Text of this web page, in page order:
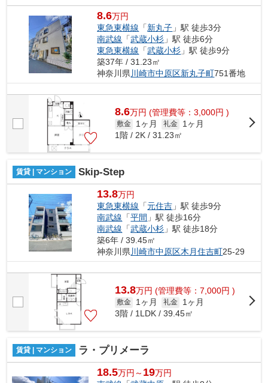
8.6万円
東急東横線 「新丸子 」駅 徒歩3分
南武線 「武蔵小杉 」駅 徒歩6分
東急東横線 「武蔵小杉 」駅 徒歩9分
築37年 / 31.23㎡
神奈川県 川崎市中原区新丸子町751番地
8.6万円 (管理費等：3,000円 )
敷金 1ヶ月 礼金
1ヶ月
1階 / 2K / 31.23㎡
賃貸 | マンション Skip-Step
13.8万円
東急東横線 「元住吉 」駅 徒歩9分
南武線 「平間 」駅 徒歩16分
南武線 「武蔵小杉 」駅 徒歩18分
築6年 / 39.45㎡
神奈川県 川崎市中原区木月住吉町25-29
13.8万円 (管理費等：7,000円 )
敷金 1ヶ月 礼金
1ヶ月
3階 / 1LDK / 39.45㎡
賃貸 | マンション ラ・プリメーラ
18.5万円～ 19万円